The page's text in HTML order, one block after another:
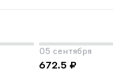
05 сентября
672.5 ₽